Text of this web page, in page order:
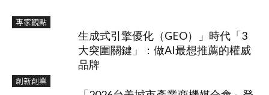
專家觀點
生成式引擎優化（GEO）」時代「3
大突圍關鍵」：做AI最想推薦的權威
品牌
創新創業